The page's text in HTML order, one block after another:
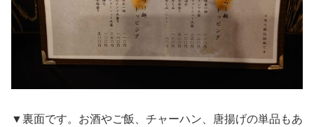
▼裏面です。お酒やご飯、チャーハン、唐揚げの単品もあ